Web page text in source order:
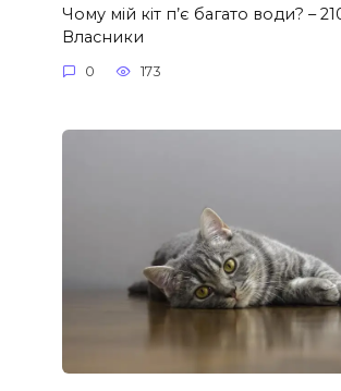
Чому мій кіт п’є багато води? –
Власники
0 173